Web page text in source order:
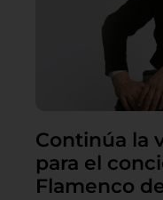
Continúa la
para el
Flamenco